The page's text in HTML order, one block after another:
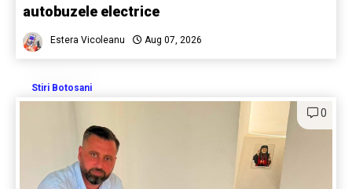
autobuzele electrice
Estera Vicoleanu Aug 07, 2026
Stiri Botosani
0